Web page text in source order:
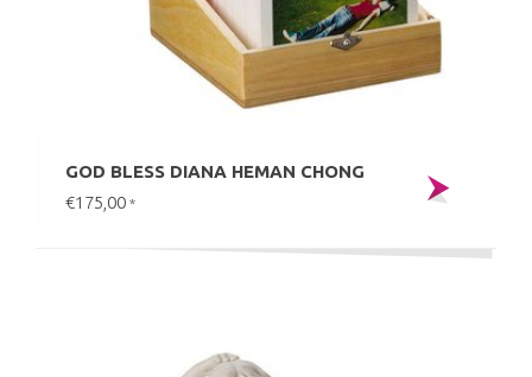
GOD BLESS DIANA HEMAN CHONG
€175,00 *